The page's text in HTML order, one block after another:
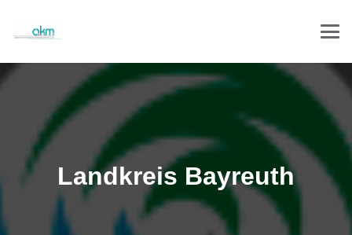
Landkreis Bayreuth